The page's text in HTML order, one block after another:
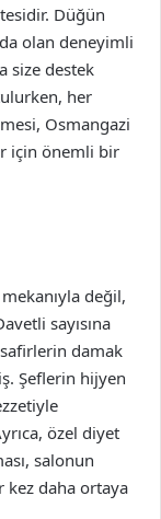
Düğün
olan deneyimli
size destek
her
Osmangazi
için önemli bir
değil,
sayısına
damak
Şeflerin hijyen
özel diyet
salonun
daha ortaya